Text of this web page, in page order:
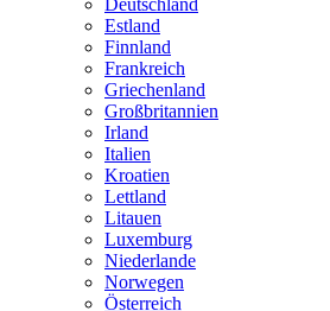
Estland
Finnland
Frankreich
Griechenland
Großbritannien
Irland
Italien
Kroatien
Lettland
Litauen
Luxemburg
Niederlande
Norwegen
Österreich